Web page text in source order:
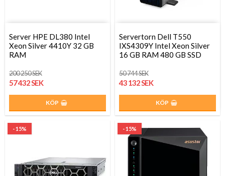
Server HPE DL380 Intel
Xeon Silver 4410Y 32 GB
RAM
200 250 SEK
57 432 SEK
KÖP
Servertorn Dell T550
IXS4309Y Intel Xeon Silver
16 GB RAM 480 GB SSD
50 744 SEK
43 132 SEK
KÖP
- 15% - 15%